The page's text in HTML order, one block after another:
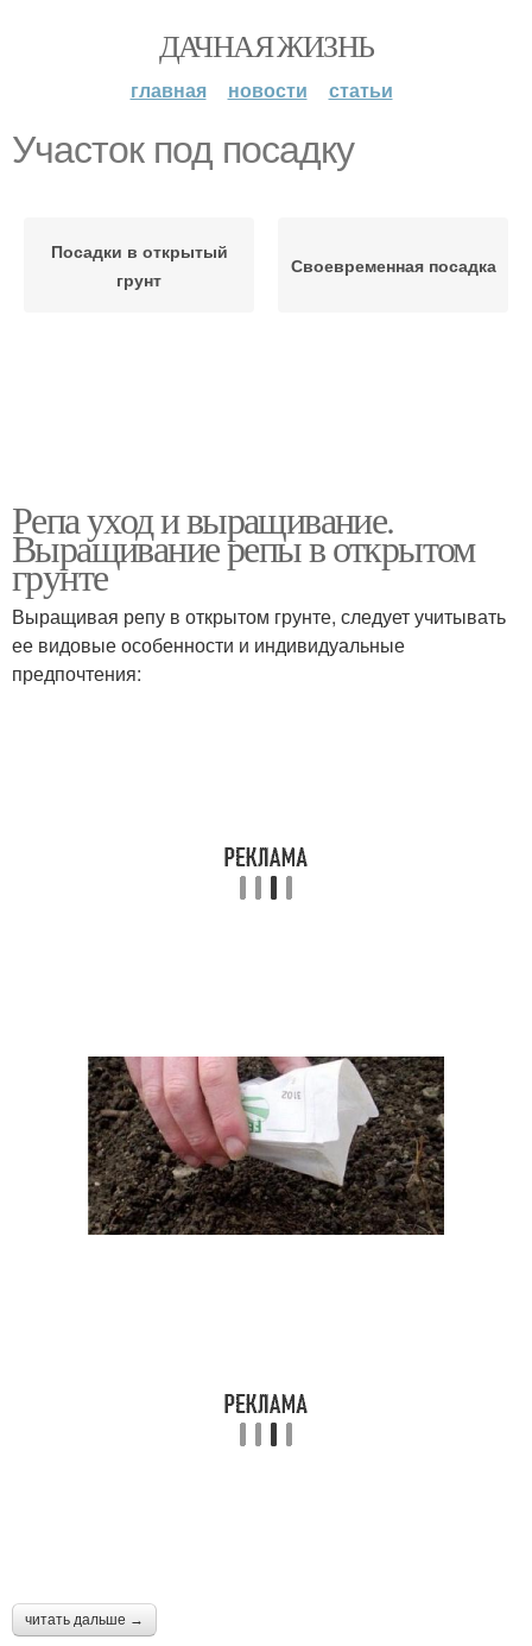
ДАЧНАЯ ЖИЗНЬ
главная новости статьи
Участок под посадку
Посадки в открытый
грунт
Своевременная посадка
Репа уход и выращивание.
Выращивание репы в открытом
грунте
Выращивая репу в открытом грунте, следует учитывать
ее видовые особенности и индивидуальные
предпочтения:
читать дальше →